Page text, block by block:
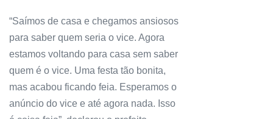
“Saímos de casa e chegamos ansiosos
para saber quem seria o vice. Agora
estamos voltando para casa sem saber
quem é o vice. Uma festa tão bonita,
mas acabou ficando feia. Esperamos o
anúncio do vice e até agora nada. Isso